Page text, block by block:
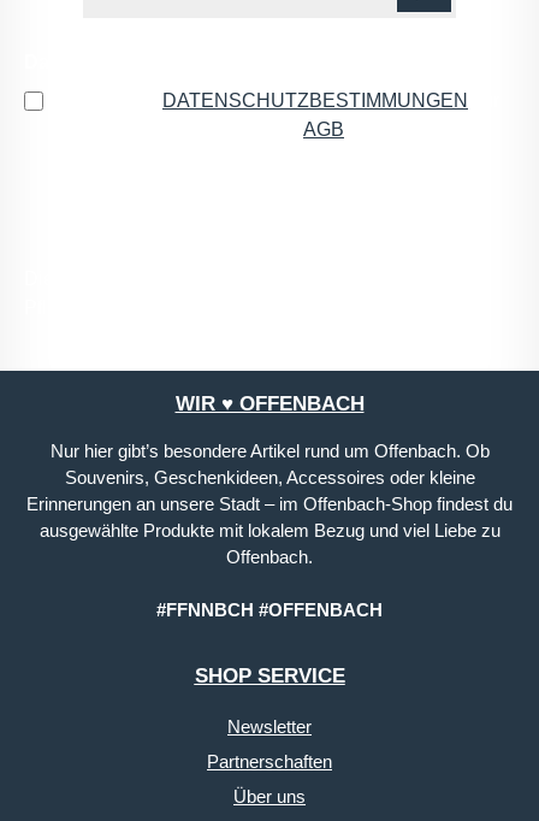
DATENSCHUTZBESTIMMUNGEN
AGB
WIR ♥ OFFENBACH
Nur hier gibt’s besondere Artikel rund um Offenbach. Ob
Souvenirs, Geschenkideen, Accessoires oder kleine
Erinnerungen an unsere Stadt – im Offenbach-Shop findest du
ausgewählte Produkte mit lokalem Bezug und viel Liebe zu
Offenbach.
#FFNNBCH #OFFENBACH
SHOP SERVICE
Newsletter
Partnerschaften
Über uns